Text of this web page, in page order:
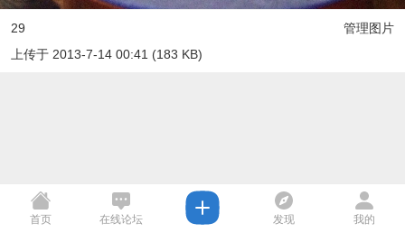
管理图片
29
上传于 2013-7-14 00:41 (183 KB)
首页 在线论坛 发现 我的